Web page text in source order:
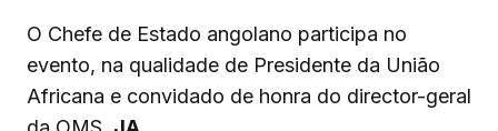
O Chefe de Estado angolano participa no
evento, na qualidade de Presidente da União
Africana e convidado de honra do director-geral